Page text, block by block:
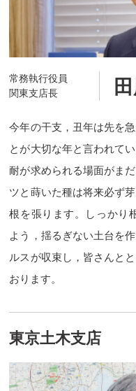
常務執行役員
関東支店長
今年の干支，丑年は先を
とが大切な年と言われて
耐が求められる場面がま
ツと蒔いた種は将来必ず
根を張ります。しっかり
よう，揺るぎない土台を
ルスが収束し，皆さんと
おります。
東京土木支店